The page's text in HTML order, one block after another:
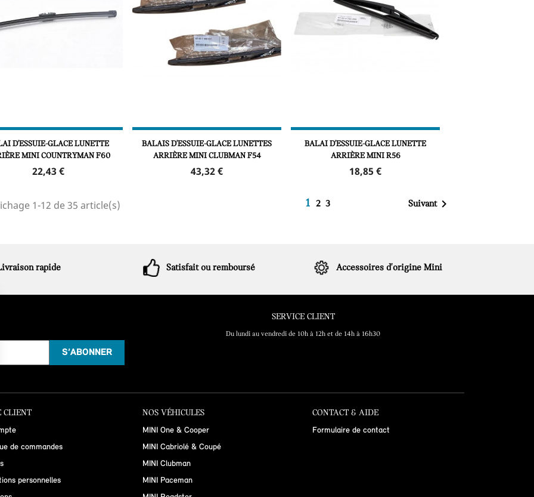
D'ESSUIE-GLACE LUNETTE
MINI COUNTRYMAN F60
Prix
22,43 €
BALAIS D'ESSUIE-GLACE LUNETTES
ARRIÈRE MINI CLUBMAN F54
Prix
43,32 €
BALAI D'ESSUIE-GLACE LUNETTE
ARRIÈRE MINI R56
Prix
18,85 €
1-12 de 35 article(s) 123 Suivant
rapide Satisfait ou remboursé Accessoires d'origine Mini
SERVICE CLIENT
Du lundi au vendredi de 10h à 12h et de 14h à 16h30
CLIENT
de commandes
personnelles
NOS VÉHICULES
MINI One & Cooper
MINI Cabriolé & Coupé
MINI Clubman
MINI Paceman
CONTACT & AIDE
Formulaire de contact